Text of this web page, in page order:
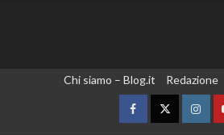
Chi siamo – Blog.it Redazione
FacebookTwitter